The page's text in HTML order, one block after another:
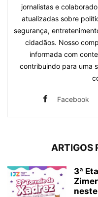
jornalistas e
atualizadas sobre
segurança,
cidadãos. Nosso
informada com
contribuindo para uma
Facebook
ARTIGOS
3ª